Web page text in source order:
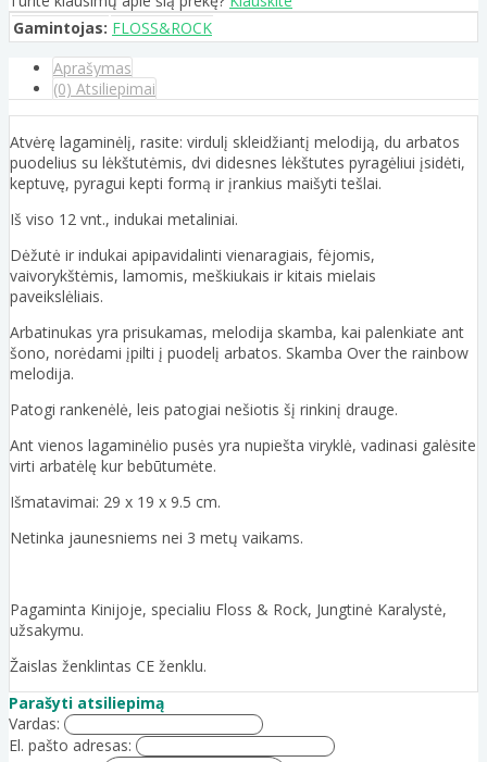
Gamintojas: FLOSS&ROCK
Aprašymas
(0) Atsiliepimai
Atvėrę lagaminėlį, rasite: virdulį skleidžiantį melodiją, du arbatos
puodelius su lėkštutėmis, dvi didesnes lėkštutes pyragėliui įsidėti,
keptuvę, pyragui kepti formą ir įrankius maišyti tešlai.
Iš viso 12 vnt., indukai metaliniai.
Dėžutė ir indukai apipavidalinti vienaragiais, fėjomis,
vaivorykštėmis, lamomis, meškiukais ir kitais mielais
paveikslėliais.
Arbatinukas yra prisukamas, melodija skamba, kai palenkiate ant
šono, norėdami įpilti į puodelį arbatos. Skamba Over the rainbow
melodija.
Patogi rankenėlė, leis patogiai nešiotis šį rinkinį drauge.
Ant vienos lagaminėlio pusės yra nupiešta viryklė, vadinasi galėsite
virti arbatėlę kur bebūtumėte.
Išmatavimai: 29 x 19 x 9.5 cm.
Netinka jaunesniems nei 3 metų vaikams.
Pagaminta Kinijoje, specialiu Floss & Rock, Jungtinė Karalystė,
užsakymu.
Žaislas ženklintas CE ženklu.
Parašyti atsiliepimą
Vardas:
El. pašto adresas: